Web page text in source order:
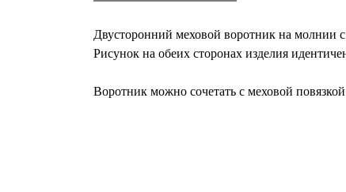
Двусторонний меховой воротник на молнии
Рисунок на обеих сторонах изделия
Воротник можно сочетать с меховой